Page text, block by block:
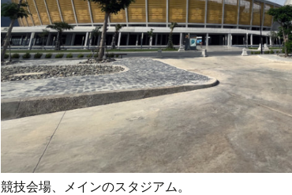
競技会場、メインのスタジアム。